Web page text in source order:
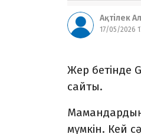
Ақтілек
17/05/2026
Жер бетінде
сайты.
мүмкін. Кей